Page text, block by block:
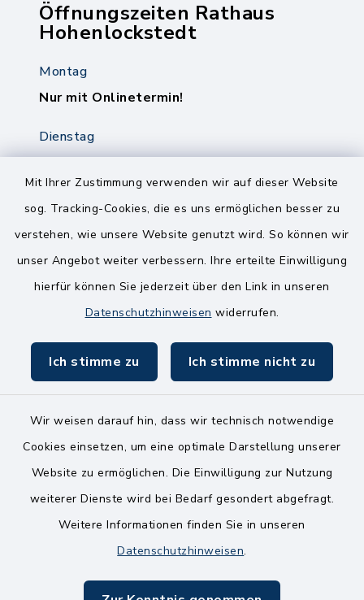
Mit Ihrer Zustimmung verwenden wir auf dieser Website
sog. Tracking-Cookies, die es uns ermöglichen besser zu
verstehen, wie unsere Website genutzt wird. So können wir
unser Angebot weiter verbessern. Ihre erteilte Einwilligung
hierfür können Sie jederzeit über den Link in unseren
Datenschutzhinweisen widerrufen.
Ich stimme zu Ich stimme nicht zu
Wir weisen darauf hin, dass wir technisch notwendige
Cookies einsetzen, um eine optimale Darstellung unserer
Website zu ermöglichen. Die Einwilligung zur Nutzung
weiterer Dienste wird bei Bedarf gesondert abgefragt.
Weitere Informationen finden Sie in unseren
Datenschutzhinweisen.
Öffnungszeiten Rathaus
Hohenlockstedt
Montag
Nur mit Onlinetermin!
Dienstag
8.00-12.00 Uhr
14.00-18.00 Uhr
Mittwoch
Freitag
8.00-11.00 Uhr
Kontakt
Barrierefreiheit